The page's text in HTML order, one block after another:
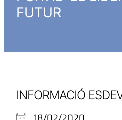
FUTUR
INFORMACIÓ